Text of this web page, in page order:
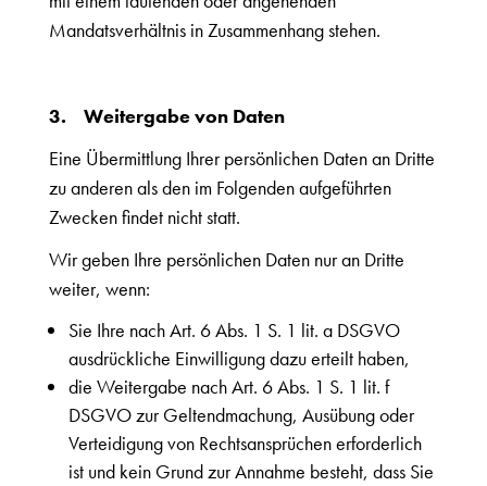
Mandatsverhältnis in Zusammenhang stehen.
3.
Weitergabe von Daten
Eine Übermittlung Ihrer persönlichen Daten an Dritte
zu anderen als den im Folgenden aufgeführten
Zwecken findet nicht statt.
Wir geben Ihre persönlichen Daten nur an Dritte
weiter, wenn:
Sie Ihre nach Art. 6 Abs. 1 S. 1 lit. a DSGVO
ausdrückliche Einwilligung dazu erteilt haben,
die Weitergabe nach Art. 6 Abs. 1 S. 1 lit. f
DSGVO zur Geltendmachung, Ausübung oder
Verteidigung von Rechtsansprüchen erforderlich
ist und kein Grund zur Annahme besteht, dass Sie